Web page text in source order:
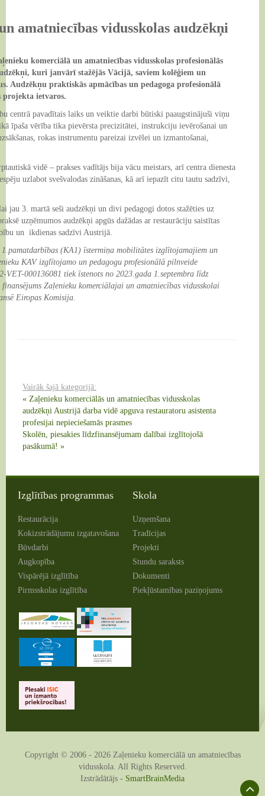
Karjeras atbalsts
Interešu izglītība
Vispārējā izglītība
Pirmsskolas izglītība
Kontakti
amatniecības vidusskolas audzēkņi
komerciālā un amatniecības vidusskolas profesionālās
kuri janvārī stažējās Vācijā, saviem kolēģiem un
Audzēkņu praktiskās apmācības un pedagoga profesionālā
projekta ietvaros.
centrā pavadītais laiks un veiktie darbi būtiski paaugstinājuši viņu
īpaša vērība tika pievērsta precizitātei, instrukciju ievērošanai un
rokas instrumentu pareizai izvēlei un izmantošanai,
vidē – prakses vadītājs bija vācu meistars, arī centra dienesta
uzlabot svešvalodas zināšanas, kā arī iepazīt citu tautu sadzīvi,
jau 3. martā seši audzēkņi un divi pedagogi dotos stažēties uz
uzņēmumos audzēkņi apgūs dažādas ar restaurāciju saistītas
un ikdienas sadzīvi Austrijā.
1.pamatdarbības (KA1) īstermiņa mobilitātes izglītojamajiem un
KAV izglītojamo un pedagogu profesionālā pilnveide
000136081 tiek īstenots no 2023.gada 1.septembra līdz
Zaļenieku komerciālajai un amatniecības vidusskolai
Eiropas Komisija.
Vairāk šajā kategorijā:
« Zaļenieku komerciālās un amatniecības vidusskolas
audzēkņi Austrijā darba vidē apguva restauratoru asistenta
profesijai nepieciešamās prasmes
Skolēn, piesakies līdzfinansējumam dalībai izglītojošā
pasākumā! »
Izglītības programmas
Restaurācija
Kokizstrādājumu izgatavošana
Būvdarbi
Augkopība
Vispārējā izglītība
Pirmsskolas izglītība
Skola
Uzņemšana
Tradīcijas
Projekti
Stundu saraksts
Dokumenti
Piekļūstamības paziņojums
Copyright © 2006 - 2026 Zaļenieku komerciālā un amatniecības
vidusskola. All Rights Reserved.
Izstrādātājs - SmartBrainMedia